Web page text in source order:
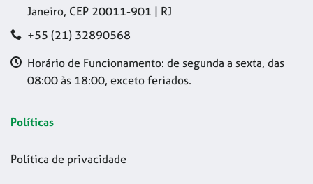
Janeiro, CEP 20011-901 | RJ
+55 (21) 32890568
Horário de Funcionamento: de segunda a sexta, das
08:00 às 18:00, exceto feriados.
Políticas
Política de privacidade